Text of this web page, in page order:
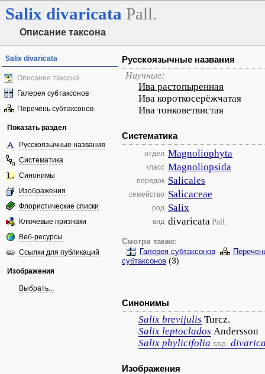
Salix divaricata Pall.
Описание таксона
Salix divaricata
Описание таксона
Галерея субтаксонов
Перечень субтаксонов
Показать раздел
Русскоязычные названия
Систематика
Синонимы
Изображения
Флористические списки
Ключевые признаки
Веб-ресурсы
Ссылки для публикаций
Изображения
Выбрать...
Русскоязычные названия
Научные:
Ива растопыренная
Ива короткосерёжчатая
Ива тонковетвистая
Систематика
отдел Magnoliophyta
класс Magnoliopsida
порядок Salicales
семейство Salicaceae
род Salix
вид divaricataPall.
Смотри также:
Галерея субтаксонов
субтаксонов (3)
Синонимы
Salix brevijulis Turcz.
Salix leptoclados Andersson
Salix phylicifolia ssp.
Изображения